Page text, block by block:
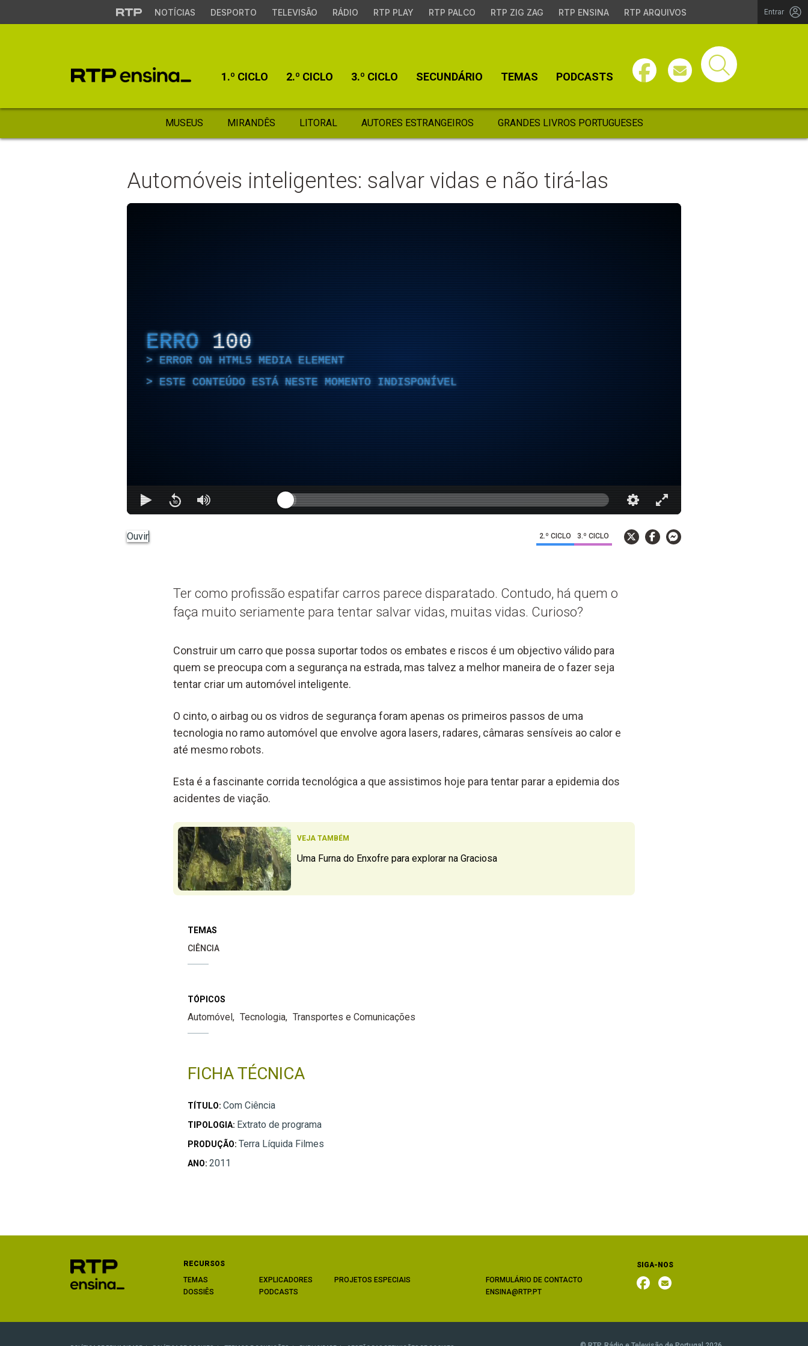
NOTÍCIAS DESPORTO TELEVISÃO RÁDIO RTP PLAY RTP PALCO RTP ZIG ZAG RTP ENSINA RTP ARQUIVOS Entrar
1.º CICLO 2.º CICLO 3.º CICLO SECUNDÁRIO TEMAS PODCASTS
MUSEUS MIRANDÊS LITORAL AUTORES ESTRANGEIROS GRANDES LIVROS PORTUGUESES
Automóveis inteligentes: salvar vidas e não tirá-las
ERRO 100
ERROR ON HTML5 MEDIA ELEMENT
ESTE CONTEÚDO ESTÁ NESTE MOMENTO INDISPONÍVEL
Ouvir 2.º CICLO 3.º CICLO
Ter como profissão espatifar carros parece disparatado. Contudo, há quem o
faça muito seriamente para tentar salvar vidas, muitas vidas. Curioso?
Construir um carro que possa suportar todos os embates e riscos é um objectivo válido para
quem se preocupa com a segurança na estrada, mas talvez a melhor maneira de o fazer seja
tentar criar um automóvel inteligente.
O cinto, o airbag ou os vidros de segurança foram apenas os primeiros passos de uma
tecnologia no ramo automóvel que envolve agora lasers, radares, câmaras sensíveis ao calor e
até mesmo robots.
Esta é a fascinante corrida tecnológica a que assistimos hoje para tentar parar a epidemia dos
acidentes de viação.
VEJA TAMBÉM
Uma Furna do Enxofre para explorar na Graciosa
TEMAS
CIÊNCIA
TÓPICOS
Automóvel Tecnologia Transportes e Comunicações
FICHA TÉCNICA
TÍTULO: Com Ciência
TIPOLOGIA: Extrato de programa
PRODUÇÃO: Terra Líquida Filmes
ANO: 2011
RECURSOS
TEMAS
DOSSIÊS
EXPLICADORES
PODCASTS
PROJETOS ESPECIAIS
FORMULÁRIO DE CONTACTO
ENSINA@RTP.PT
SIGA-NOS